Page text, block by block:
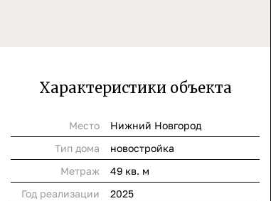
Характеристики объекта
Место
Нижний Новгород
Тип дома
новостройка
Метраж
49 кв. м
Год реализации
2025